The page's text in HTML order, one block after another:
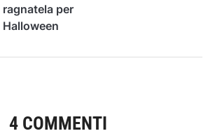
ragnatela per
Halloween
4 COMMENTI